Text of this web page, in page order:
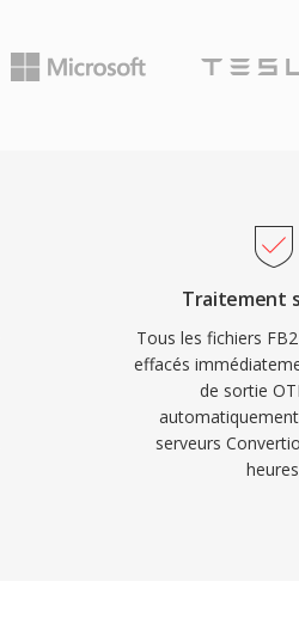
Traitement
Tous les fichiers
effacés
de sortie
serveurs